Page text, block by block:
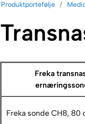
Produktportefølje
Freka
Freka sonde CH8, 80